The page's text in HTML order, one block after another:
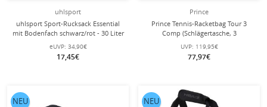
uhlsport
uhlsport Sport-Rucksack Essential
mit Bodenfach schwarz/rot - 30 Liter
eUVP: 34,90€
17,45€
Prince
Prince Tennis-Racketbag Tour 3
Comp (Schlägertasche, 3
Hauptfächer, Thermofach) 2025
schwarz/rot 12er
UVP: 119,95€
77,97€
NEU NEU